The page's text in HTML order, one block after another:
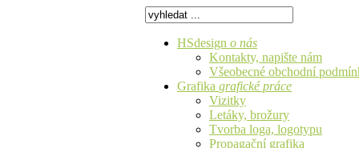
HSdesign o nás
Kontakty, napište nám
Všeobecné obchodní
Grafika grafické práce
Vizitky
Letáky, brožury
Tvorba loga, logotypu
Propagační grafika